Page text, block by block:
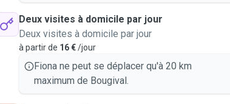
Deux visites à domicile par jour
Deux visites à domicile par jour
à partir de 16 €/jour
Fiona ne peut se déplacer qu'à 20 km
maximum de Bougival.